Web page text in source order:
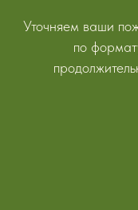
Уточняем ваши
по